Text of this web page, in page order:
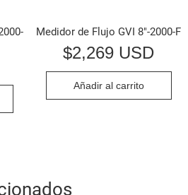
Medidor de Flujo GVI 8″-2000-F
$2,269 USD
Añadir al carrito